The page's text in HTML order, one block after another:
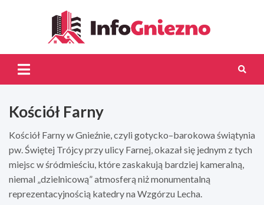
Kościół Farny
Kościół Farny w Gnieźnie, czyli gotycko–barokowa świątynia
pw. Świętej Trójcy przy ulicy Farnej, okazał się jednym z tych
miejsc w śródmieściu, które zaskakują bardziej kameralną,
niemal „dzielnicową” atmosferą niż monumentalną
reprezentacyjnością katedry na Wzgórzu Lecha.